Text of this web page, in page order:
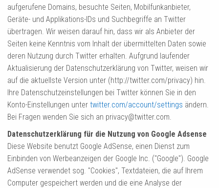
aufgerufene Domains, besuchte Seiten, Mobilfunkanbieter,
Geräte- und Applikations-IDs und Suchbegriffe an Twitter
übertragen. Wir weisen darauf hin, dass wir als Anbieter der
Seiten keine Kenntnis vom Inhalt der übermittelten Daten sowie
deren Nutzung durch Twitter erhalten. Aufgrund laufender
Aktualisierung der Datenschutzerklärung von Twitter, weisen wir
auf die aktuellste Version unter (http://twitter.com/privacy) hin.
Ihre Datenschutzeinstellungen bei Twitter können Sie in den
Konto-Einstellungen unter twitter.com/account/settings ändern.
Bei Fragen wenden Sie sich an privacy@twitter.com.
Datenschutzerklärung für die Nutzung von Google Adsense
Diese Website benutzt Google AdSense, einen Dienst zum
Einbinden von Werbeanzeigen der Google Inc. ("Google"). Google
AdSense verwendet sog. "Cookies", Textdateien, die auf Ihrem
Computer gespeichert werden und die eine Analyse der